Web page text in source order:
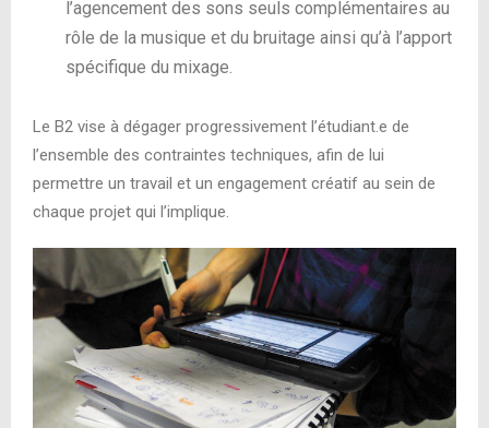
l’agencement des sons seuls complémentaires au
rôle de la musique et du bruitage ainsi qu’à l’apport
spécifique du mixage.
Le B2 vise à dégager progressivement l’étudiant.e de
l’ensemble des contraintes techniques, afin de lui
permettre un travail et un engagement créatif au sein de
chaque projet qui l’implique.